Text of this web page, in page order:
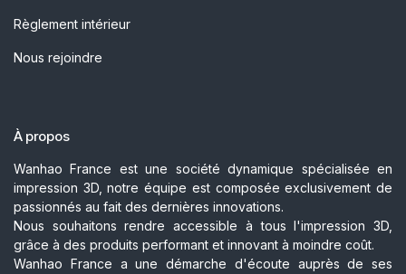
Règlement intérieur
Nous rejoindre
À propos
Wanhao France est une société dynamique spécialisée en
impression 3D, notre équipe est composée exclusivement de
passionnés au fait des dernières innovations.
Nous souhaitons rendre accessible à tous l'impression 3D,
grâce à des produits performant et innovant à moindre coût.
Wanhao France a une démarche d'écoute auprès de ses